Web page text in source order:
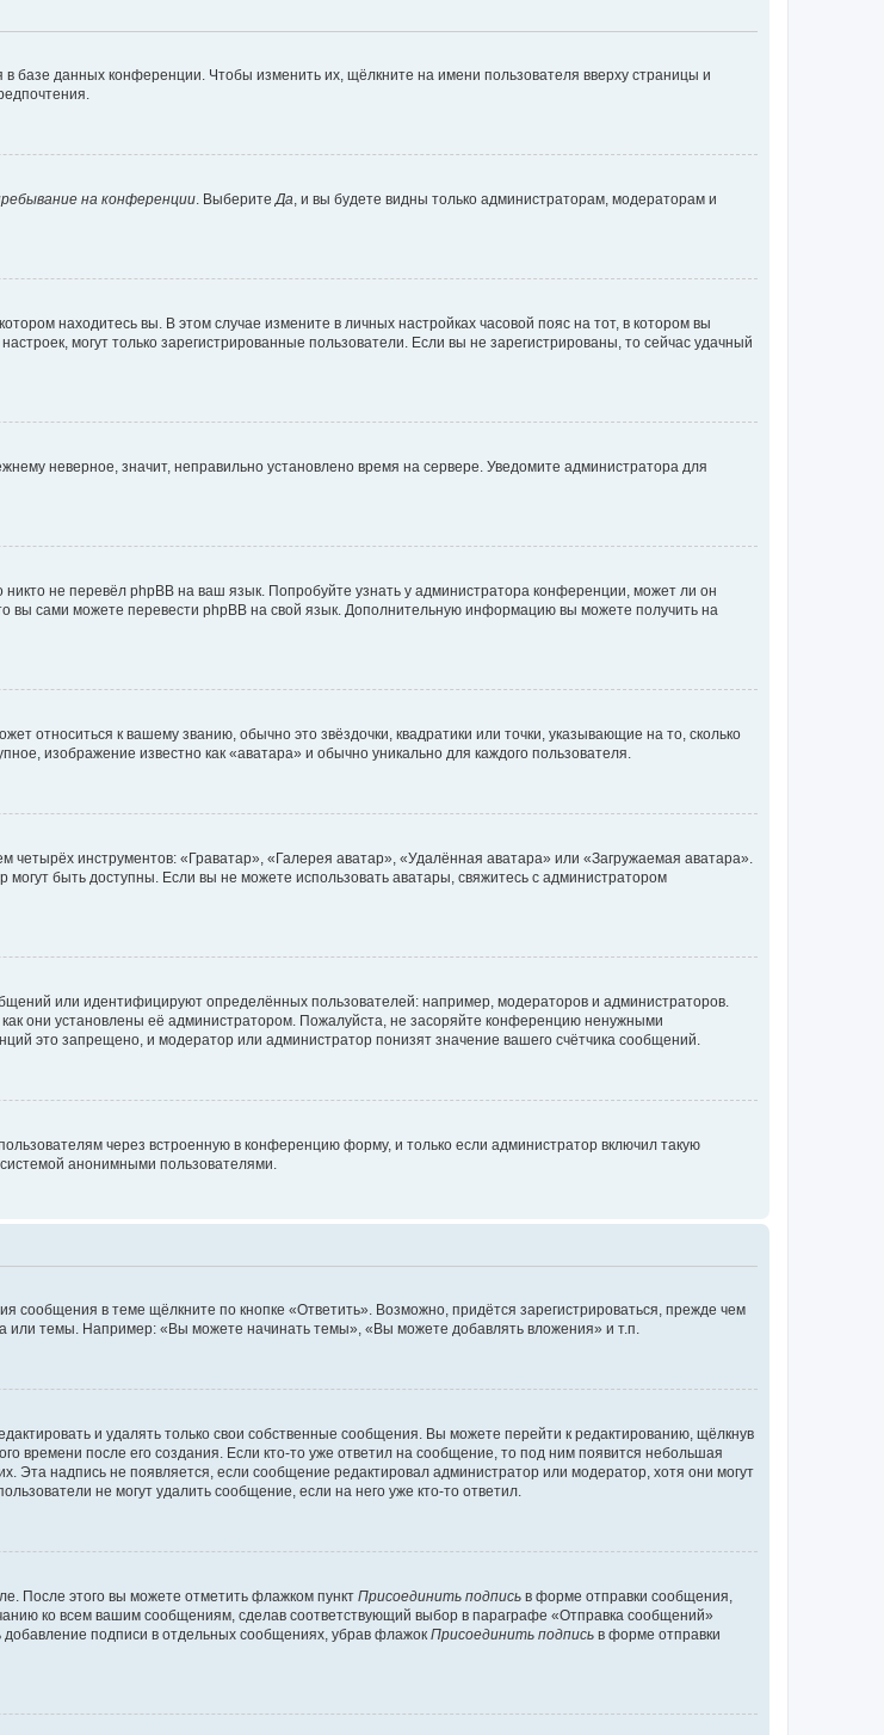
базе данных конференции. Чтобы изменить их, щёлкните на имени пользователя вверху страницы и
на конференции . Выберите Да , и вы будете видны только администраторам, модераторам и
находитесь вы. В этом случае измените в личных настройках часовой пояс на тот, в котором вы
могут только зарегистрированные пользователи. Если вы не зарегистрированы, то сейчас удачный
неверное, значит, неправильно установлено время на сервере. Уведомите администратора для
не перевёл phpBB на ваш язык. Попробуйте узнать у администратора конференции, может ли он
вы сами можете перевести phpBB на свой язык. Дополнительную информацию вы можете получить на
относиться к вашему званию, обычно это звёздочки, квадратики или точки, указывающие на то, сколько
изображение известно как «аватара» и обычно уникально для каждого пользователя.
инструментов: «Граватар», «Галерея аватар», «Удалённая аватара» или «Загружаемая аватара».
быть доступны. Если вы не можете использовать аватары, свяжитесь с администратором
или идентифицируют определённых пользователей: например, модераторов и администраторов.
они установлены её администратором. Пожалуйста, не засоряйте конференцию ненужными
это запрещено, и модератор или администратор понизят значение вашего счётчика сообщений.
через встроенную в конференцию форму, и только если администратор включил такую
анонимными пользователями.
в теме щёлкните по кнопке «Ответить». Возможно, придётся зарегистрироваться, прежде чем
темы. Например: «Вы можете начинать темы», «Вы можете добавлять вложения» и т.п.
и удалять только свои собственные сообщения. Вы можете перейти к редактированию, щёлкнув
времени после его создания. Если кто-то уже ответил на сообщение, то под ним появится небольшая
Эта надпись не появляется, если сообщение редактировал администратор или модератор, хотя они могут
не могут удалить сообщение, если на него уже кто-то ответил.
После этого вы можете отметить флажком пункт Присоединить подпись в форме отправки сообщения,
ко всем вашим сообщениям, сделав соответствующий выбор в параграфе «Отправка сообщений»
подписи в отдельных сообщениях, убрав флажок Присоединить подпись в форме отправки